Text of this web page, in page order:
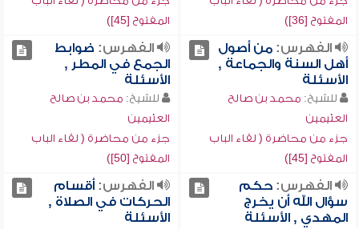
المفتوح [36])
المفتوح [45])
الفهرس:من أصول
أهل السنة والجماعة ,
الأسئلة
للشيخ: محمد بن صالح
العثيمين
جزء من محاضرة ( لقاء الباب
المفتوح [45])
الفهرس: ضوابط
الجمع في المطر ,
الأسئلة
للشيخ: محمد بن صالح
العثيمين
جزء من محاضرة ( لقاء الباب
المفتوح [50])
الفهرس:حكم
سؤال الله أن يخرج
المهدي , الأسئلة
الفهرس:أقسام
الحركات في الصلاة ,
الأسئلة